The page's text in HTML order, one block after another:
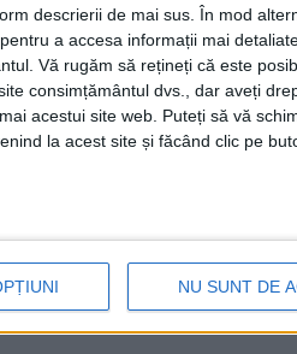
descrierii de mai sus. În mod
a accesa informații mai
Vă rugăm să rețineți că este
consimțământul dvs., dar aveți
acestui site web. Puteți să vă
la acest site și făcând clic pe
NU SUNT DE
goluri din faze fixe, ei au
după trei antrenamente,
de asta și jucăm
jucătorii la presiune.”,
bună, o echipă cu
și din Timiș.”, a spus și